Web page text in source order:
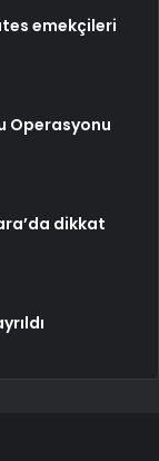
emekçileri
Operasyonu
dikkat